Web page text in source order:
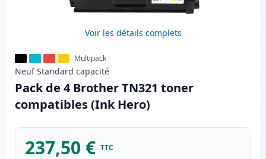
Voir les détails complets
Multipack
Neuf Standard capacité
Pack de 4 Brother TN321 toner
compatibles (Ink Hero)
237,50 € TTC